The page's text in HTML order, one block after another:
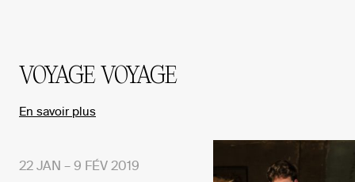
VOYAGE VOYAGE
En savoir plus
22 JAN – 9 FÉV 2019